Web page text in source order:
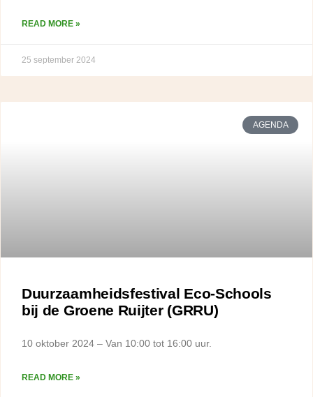
READ MORE »
25 september 2024
AGENDA
Duurzaamheidsfestival Eco-Schools
bij de Groene Ruijter (GRRU)
10 oktober 2024 – Van 10:00 tot 16:00 uur.
READ MORE »